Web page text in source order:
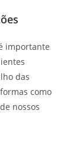
importante
das
como
nossos